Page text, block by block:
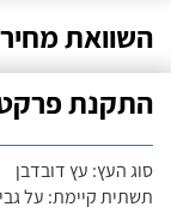
השוואת
התקנת
סוג העץ: עץ דובדבן
תשתית קיימת: על